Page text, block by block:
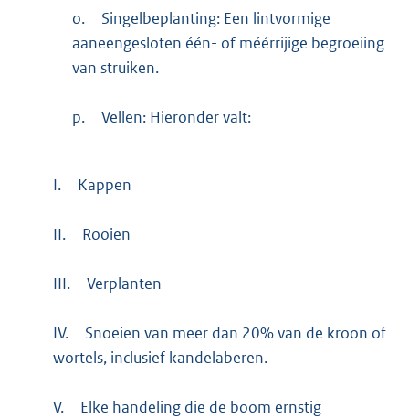
o.
Singelbeplanting: Een lintvormige
aaneengesloten één- of méérrijige begroeiing
van struiken.
p. Vellen: Hieronder valt:
I. Kappen
II. Rooien
III. Verplanten
IV.
Snoeien van meer dan 20% van de kroon of
wortels, inclusief kandelaberen.
V.
Elke handeling die de boom ernstig